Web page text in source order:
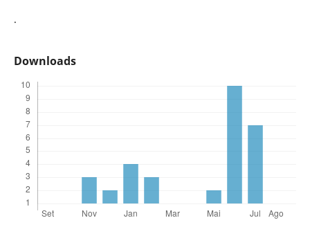
.
Downloads